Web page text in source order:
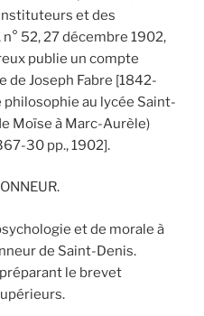
et des
52, 27 décembre 1902,
publie un compte
de Joseph Fabre [1842-
au lycée Saint-
Moïse à Marc-Aurèle)
30 pp., 1902].
et de morale à
de Saint-Denis.
le brevet